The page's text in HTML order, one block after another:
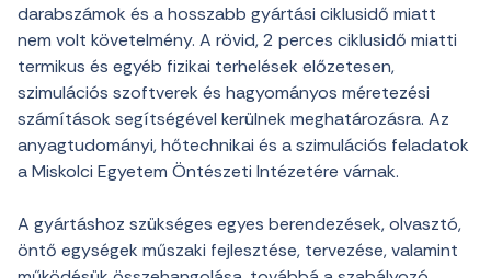
darabszámok és a hosszabb gyártási ciklusidő miatt
nem volt követelmény. A rövid, 2 perces ciklusidő miatti
termikus és egyéb fizikai terhelések előzetesen,
szimulációs szoftverek és hagyományos méretezési
számítások segítségével kerülnek meghatározásra. Az
anyagtudományi, hőtechnikai és a szimulációs feladatok
a Miskolci Egyetem Öntészeti Intézetére várnak.
A gyártáshoz szükséges egyes berendezések, olvasztó,
öntő egységek műszaki fejlesztése, tervezése, valamint